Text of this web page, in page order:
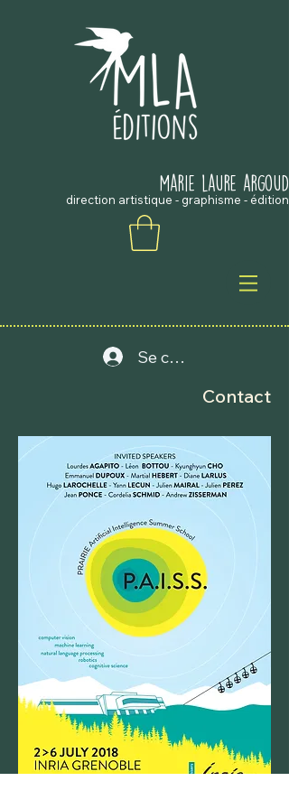
marie laure argouD
direction artistique - graphisme - édition
Se connecter
Contact